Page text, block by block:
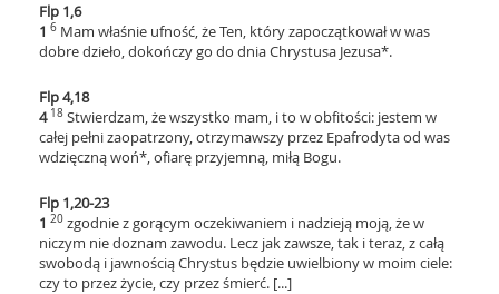
Flp 1,6
1 6 Mam właśnie ufność, że Ten, który zapoczątkował w was
dobre dzieło, dokończy go do dnia Chrystusa Jezusa*.
Flp 4,18
4 18 Stwierdzam, że wszystko mam, i to w obfitości: jestem w
całej pełni zaopatrzony, otrzymawszy przez Epafrodyta od was
wdzięczną woń*, ofiarę przyjemną, miłą Bogu.
Flp 1,20-23
1 20 zgodnie z gorącym oczekiwaniem i nadzieją moją, że w
niczym nie doznam zawodu. Lecz jak zawsze, tak i teraz, z całą
swobodą i jawnością Chrystus będzie uwielbiony w moim ciele:
czy to przez życie, czy przez śmierć. [...]